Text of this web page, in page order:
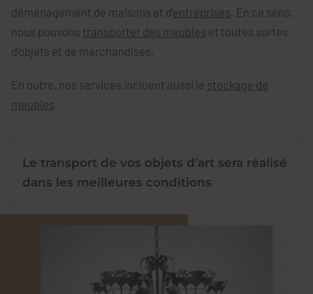
déménagement de maisons et d’entreprises. En ce sens,
nous pouvons transporter des meubles et toutes sortes
d’objets et de marchandises.
En outre, nos services incluent aussi le stockage de
meubles.
Le transport de vos objets d’art sera réalisé
dans les meilleures conditions